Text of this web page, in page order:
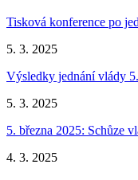
Tisková konference po
5. 3. 2025
Výsledky jednání vlády
5. 3. 2025
5. března 2025: Schůze
4. 3. 2025